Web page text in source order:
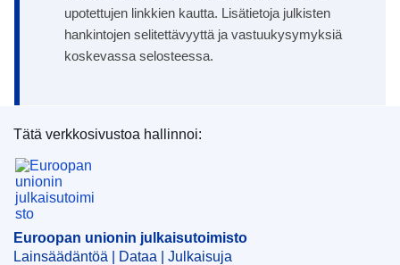
upotettujen linkkien kautta. Lisätietoja julkisten
hankintojen selitettävyyttä ja vastuukysymyksiä
koskevassa selosteessa.
Euroopan unionin julkaisutoimisto
Tätä verkkosivustoa hallinnoi:
Euroopan unionin julkaisutoimisto
Lainsäädäntöä | Dataa | Julkaisuja